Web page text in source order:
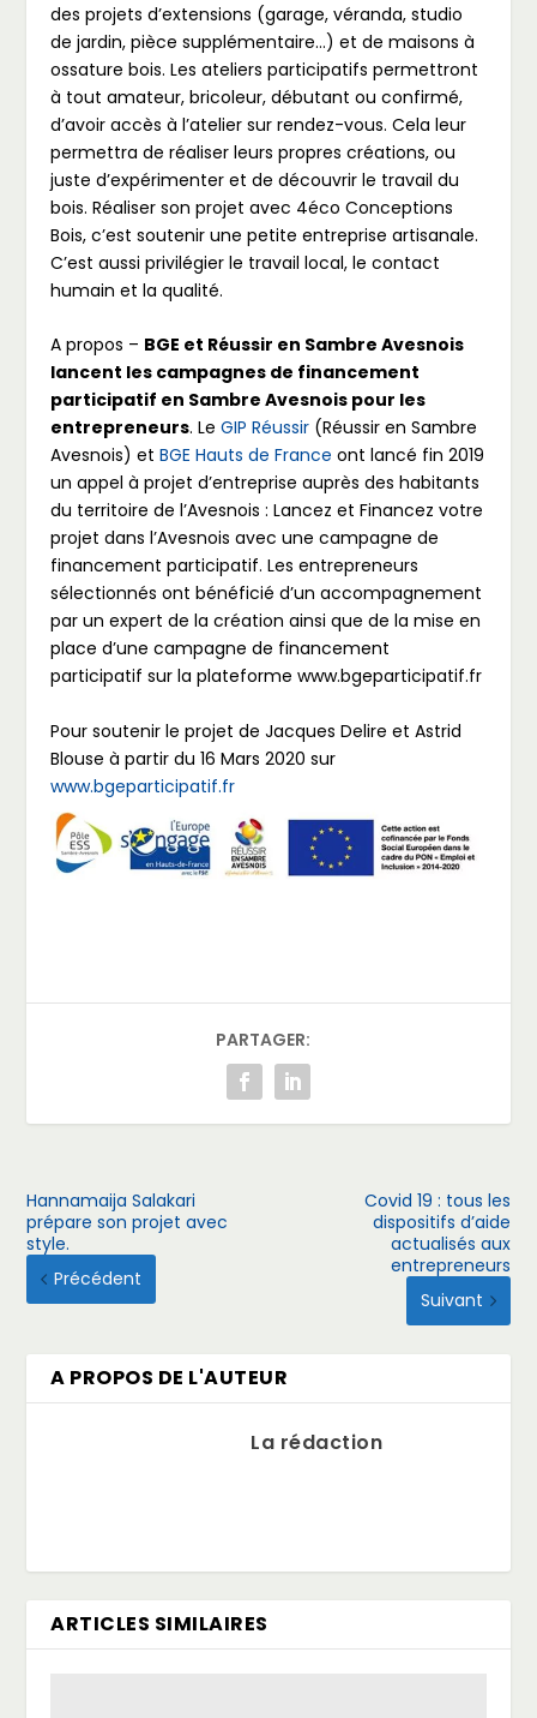
des projets d’extensions (garage, véranda, studio
de jardin, pièce supplémentaire…) et de maisons à
ossature bois. Les ateliers participatifs permettront
à tout amateur, bricoleur, débutant ou confirmé,
d’avoir accès à l’atelier sur rendez-vous. Cela leur
permettra de réaliser leurs propres créations, ou
juste d’expérimenter et de découvrir le travail du
bois. Réaliser son projet avec 4éco Conceptions
Bois, c’est soutenir une petite entreprise artisanale.
C’est aussi privilégier le travail local, le contact
humain et la qualité.
A propos – BGE et Réussir en Sambre Avesnois
lancent les campagnes de financement
participatif en Sambre Avesnois pour les
entrepreneurs. LeGIP Réussir (Réussir en Sambre
Avesnois) etBGE Hauts de France ont lancé fin 2019
un appel à projet d’entreprise auprès des habitants
du territoire de l’Avesnois : Lancez et Financez votre
projet dans l’Avesnois avec une campagne de
financement participatif. Les entrepreneurs
sélectionnés ont bénéficié d’un accompagnement
par un expert de la création ainsi que de la mise en
place d’une campagne de financement
participatif sur la plateforme www.bgeparticipatif.fr
Pour soutenir le projet de Jacques Delire et Astrid
Blouse à partir du 16 Mars 2020 sur
www.bgeparticipatif.fr
PARTAGER:
Hannamaija Salakari
prépare son projet avec
style.
Précédent
Covid 19 : tous les
dispositifs d’aide
actualisés aux
entrepreneurs
Suivant
A PROPOS DE L'AUTEUR
La rédaction
ARTICLES SIMILAIRES